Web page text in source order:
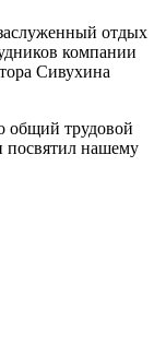
отдых
компании
Сивухина
общий трудовой
посвятил нашему